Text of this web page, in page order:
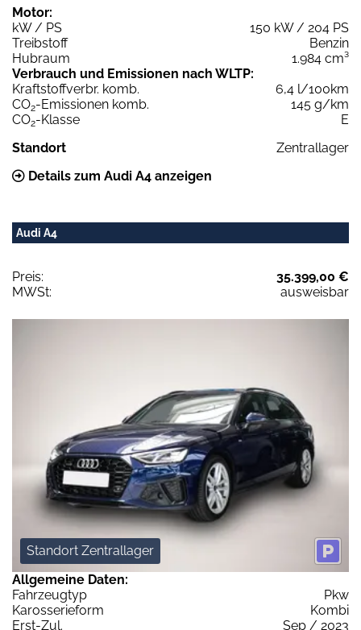
Motor:
kW / PS
150 kW / 204 PS
Treibstoff
Benzin
Hubraum
1.984 cm³
Verbrauch und Emissionen nach WLTP:
Kraftstoffverbr. komb.
6,4 l/100km
CO2-Emissionen komb.
145 g/km
CO2-Klasse
E
Standort
Zentrallager
Details zum Audi A4 anzeigen
Audi A4
Preis:
35.399,00 €
MWSt:
ausweisbar
Standort Zentrallager
Allgemeine Daten:
Fahrzeugtyp
Pkw
Karosserieform
Kombi
Erst-Zul.
Sep / 2023